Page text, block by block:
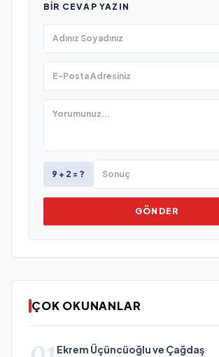
BIR CEVAP YAZIN
9 + 2 = ?
GÖNDER
ÇOK OKUNANLAR
Ekrem Üçüncüoğlu ve Çağdaş